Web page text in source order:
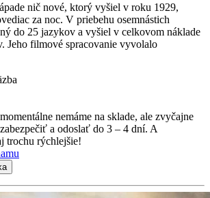
nič nové, ktorý vyšiel v roku 1929,
za noc. V priebehu osemnástich
do 25 jazykov a vyšiel v celkovom náklade
Jeho filmové spracovanie vyvolalo
nemáme na sklade, ale zvyčajne
a odoslať do 3 – 4 dní. A
trochu rýchlejšie!